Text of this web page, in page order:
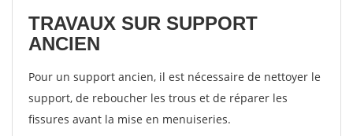
TRAVAUX SUR SUPPORT
ANCIEN
Pour un support ancien, il est nécessaire de nettoyer le
support, de reboucher les trous et de réparer les
fissures avant la mise en menuiseries.